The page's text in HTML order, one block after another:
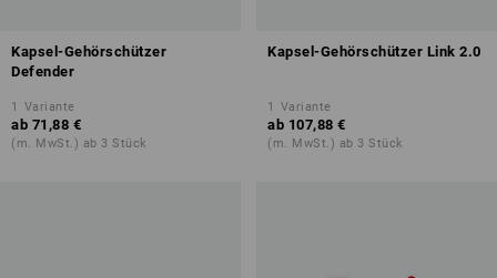
Kapsel-Gehörschützer
Defender
1 Variante
ab 71,88 €
(m. MwSt.) ab 3 Stück
Kapsel-Gehörschützer Link 2.0
1 Variante
ab 107,88 €
(m. MwSt.) ab 3 Stück